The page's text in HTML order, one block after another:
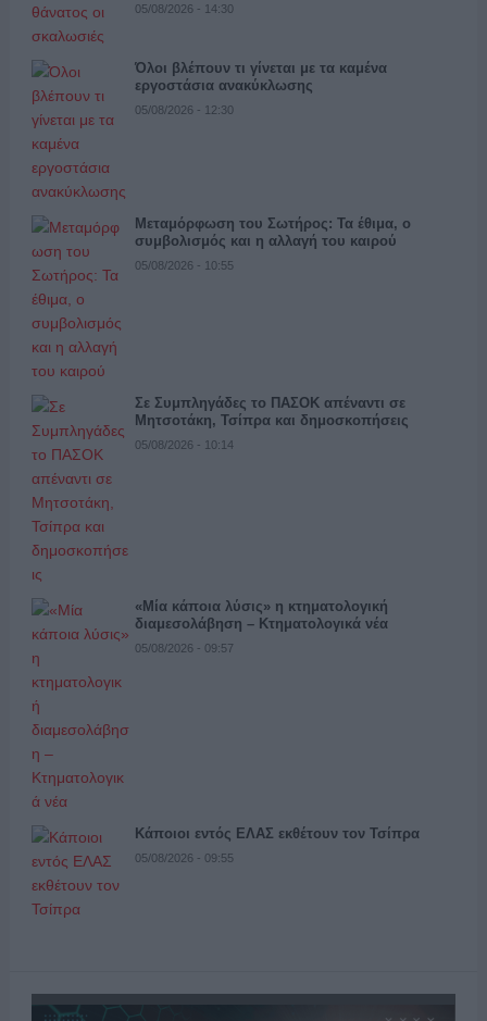
05/08/2026 - 14:30
Όλοι βλέπουν τι γίνεται με τα καμένα
εργοστάσια ανακύκλωσης
05/08/2026 - 12:30
Μεταμόρφωση του Σωτήρος: Τα έθιμα, ο
συμβολισμός και η αλλαγή του καιρού
05/08/2026 - 10:55
Σε Συμπληγάδες το ΠΑΣΟΚ απέναντι σε
Μητσοτάκη, Τσίπρα και δημοσκοπήσεις
05/08/2026 - 10:14
«Μία κάποια λύσις» η κτηματολογική
διαμεσολάβηση – Κτηματολογικά νέα
05/08/2026 - 09:57
Κάποιοι εντός ΕΛΑΣ εκθέτουν τον Τσίπρα
05/08/2026 - 09:55